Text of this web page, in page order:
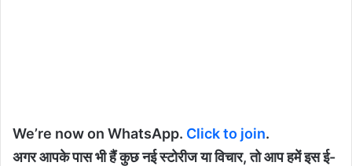
We’re now on WhatsApp. Click to join.
अगर आपके पास भी हैं कुछ नई स्टोरीज या विचार, तो आप हमें इस ई-